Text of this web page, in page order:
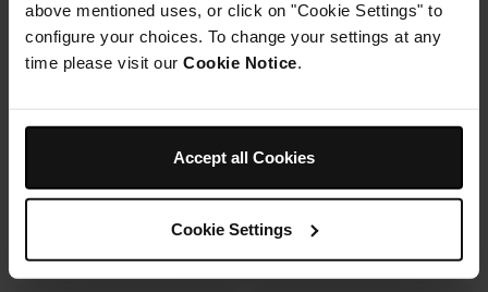
above mentioned uses, or click on "Cookie Settings" to
configure your choices. To change your settings at any
time please visit our Cookie Notice.
Accept all Cookies
Cookie Settings
6 modes de cuisson (max
240°C)
Synchronisation des
cuissons
179,99 € Prix réduit de
269,99 €au
Prix le + bas sur 30j
Voir les détails
Modulaire, compact, facile à
ranger et emporter.
119,99 € Prix réduit de
179,99 €au
109,99 €
Voir les détails